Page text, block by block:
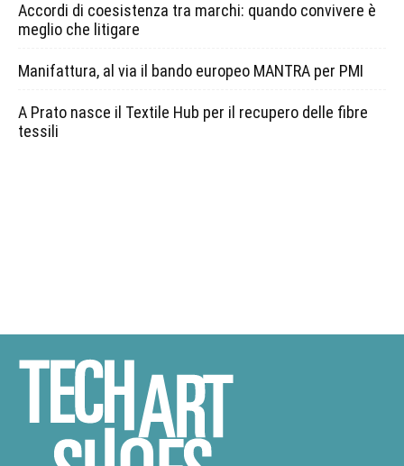
Accordi di coesistenza tra marchi: quando convivere è
meglio che litigare
Manifattura, al via il bando europeo MANTRA per PMI
A Prato nasce il Textile Hub per il recupero delle fibre
tessili